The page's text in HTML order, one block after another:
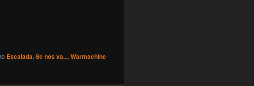
Escalada, Se nos va..., Warmachine